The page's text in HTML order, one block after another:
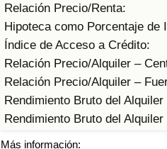
Relación Precio/Renta:
Hipoteca como Porcentaje de
Índice de Acceso a Crédito:
Relación Precio/Alquiler –
Relación Precio/Alquiler –
Rendimiento Bruto del
Rendimiento Bruto del
Más información:
Índice de contaminación
Índice de Contaminación